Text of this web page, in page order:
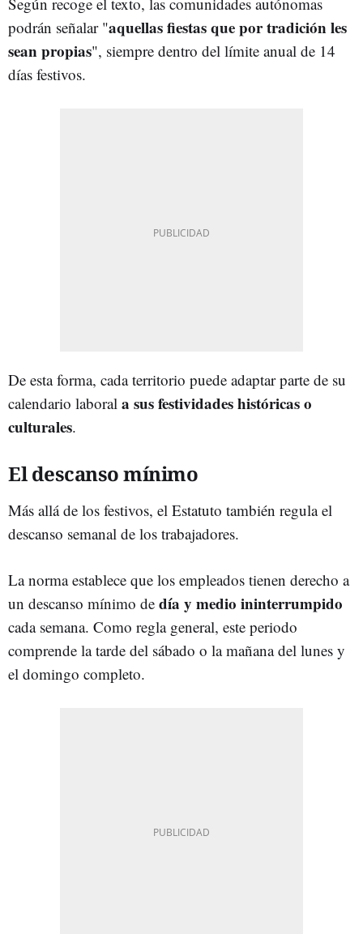
podrán señalar "aquellas fiestas que por tradición les
sean propias", siempre dentro del límite anual de 14
días festivos.
De esta forma, cada territorio puede adaptar parte de su
calendario laboral a sus festividades históricas o
culturales.
El descanso mínimo
Más allá de los festivos, el Estatuto también regula el
descanso semanal de los trabajadores.
La norma establece que los empleados tienen derecho a
un descanso mínimo de día y medio ininterrumpido
cada semana. Como regla general, este periodo
comprende la tarde del sábado o la mañana del lunes y
el domingo completo.